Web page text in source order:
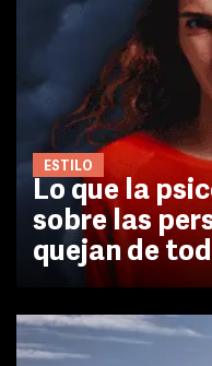
ESTILO
Lo que la
sobre las
quejan de